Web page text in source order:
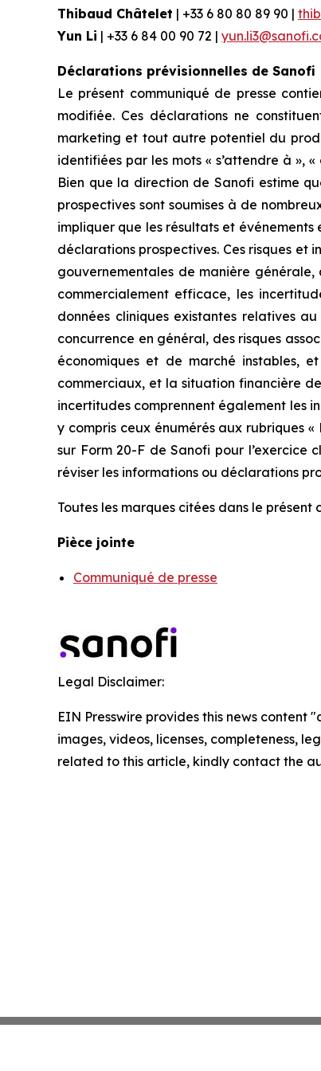
Thibaud Châtelet | +33 6 80 80 89 90 |
Yun Li | +33 6 84 00 90 72 |
Déclarations prévisionnelles de Sanofi
Le présent communiqué de presse
modifiée. Ces déclarations ne
marketing et tout autre potentiel du
identifiées par les mots « s’attendre à »,
Bien que la direction de Sanofi estime
prospectives sont soumises à de
impliquer que les résultats et
déclarations prospectives. Ces risques
gouvernementales de manière
commercialement efficace, les
données cliniques existantes relatives
concurrence en général, des risques
économiques et de marché instables,
commerciaux, et la situation financière
incertitudes comprennent également les
y compris ceux énumérés aux rubriques
sur Form 20-F de Sanofi pour l’exercice
réviser les informations ou déclarations
Toutes les marques citées dans le
Pièce jointe
Communiqué de presse
Legal Disclaimer:
EIN Presswire provides this news
images, videos, licenses, completeness,
related to this article, kindly contact the